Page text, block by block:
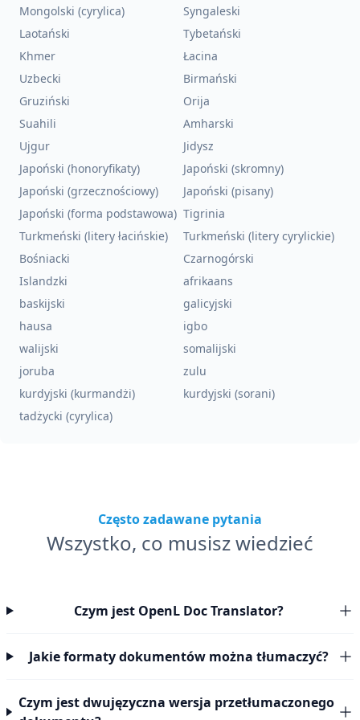
Mongolski (cyrylica)
Syngaleski
Laotański
Tybetański
Khmer
Łacina
Uzbecki
Birmański
Gruziński
Orija
Suahili
Amharski
Ujgur
Jidysz
Japoński (honoryfikaty)
Japoński (skromny)
Japoński (grzecznościowy)
Japoński (pisany)
Japoński (forma podstawowa) Tigrinia
Turkmeński (litery łacińskie)
Turkmeński (litery cyrylickie)
Bośniacki
Czarnogórski
Islandzki
afrikaans
baskijski
galicyjski
hausa
igbo
walijski
somalijski
joruba
zulu
kurdyjski (kurmandżi)
kurdyjski (sorani)
tadżycki (cyrylica)
Często zadawane pytania
Wszystko, co musisz wiedzieć
Czym jest OpenL Doc Translator?
Jakie formaty dokumentów można tłumaczyć?
Czym jest dwujęzyczna wersja przetłumaczonego